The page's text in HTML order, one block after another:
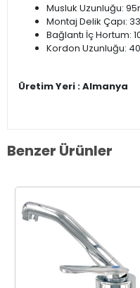
Musluk Uzunluğu:
Montaj Delik Çapı:
Bağlantı İç Hortum:
Kordon Uzunluğu:
Üretim Yeri : Almanya
Benzer Ürünler